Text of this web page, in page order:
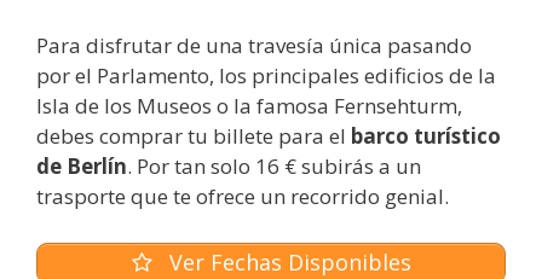
Para disfrutar de una travesía única pasando
por el Parlamento, los principales edificios de la
Isla de los Museos o la famosa Fernsehturm,
debes comprar tu billete para el barco turístico
de Berlín. Por tan solo 16 € subirás a un
trasporte que te ofrece un recorrido genial.
Ver Fechas Disponibles